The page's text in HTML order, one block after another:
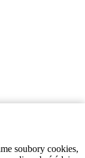
soubory cookies,